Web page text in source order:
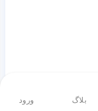
بلاگ ورود